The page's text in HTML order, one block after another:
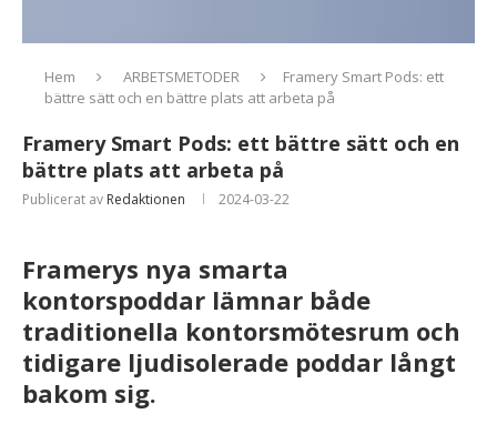
Hem ARBETSMETODER
Framery Smart Pods: ett
bättre sätt och en bättre plats att arbeta på
Framery Smart Pods: ett bättre sätt och en
bättre plats att arbeta på
Publicerat av Redaktionen 2024-03-22
Framerys nya smarta
kontorspoddar lämnar både
traditionella kontorsmötesrum och
tidigare ljudisolerade poddar långt
bakom sig.